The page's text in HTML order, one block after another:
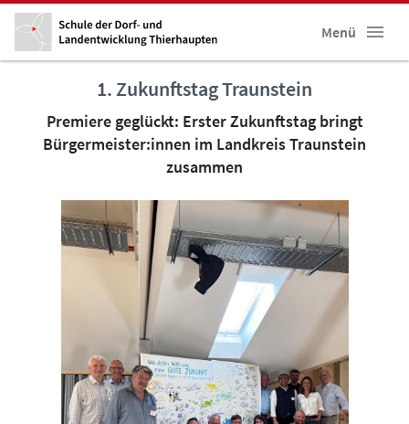
Menü
1. Zukunftstag Traunstein
Premiere geglückt: Erster Zukunftstag bringt
Bürgermeister:innen im Landkreis Traunstein
zusammen